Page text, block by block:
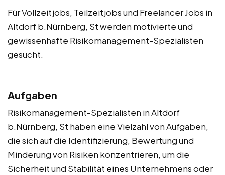
Für Vollzeitjobs, Teilzeitjobs und Freelancer Jobs in
Altdorf b.Nürnberg, St werden motivierte und
gewissenhafte Risikomanagement-Spezialisten
gesucht.
Aufgaben
Risikomanagement-Spezialisten in Altdorf
b.Nürnberg, St haben eine Vielzahl von Aufgaben,
die sich auf die Identifizierung, Bewertung und
Minderung von Risiken konzentrieren, um die
Sicherheit und Stabilität eines Unternehmens oder